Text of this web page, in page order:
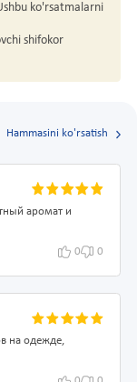
ko'rsatmalarni
shifokor
Hammasini ko'rsatish
аромат и
0 0
на одежде,